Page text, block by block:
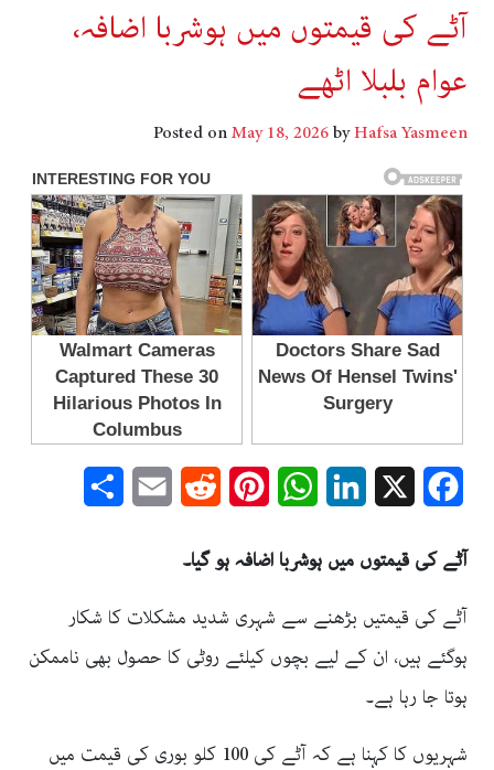
آٹے کی قیمتوں میں ہوشربا اضافہ،
عوام بلبلا اٹھے
Posted onMay 18, 2026byHafsa Yasmeen
Facebook
LinkedIn
WhatsApp
Pinterest
Reddit
Email
آٹے کی قیمتوں میں ہوشربا اضافہ ہو گیا۔
آٹے کی قیمتیں بڑھنے سے شہری شدید مشکلات کا شکار
ہوگئے ہیں، ان کے لیے بچوں کیلئے روٹی کا حصول بھی ناممکن
ہوتا جا رہا ہے۔
شہریوں کا کہنا ہے کہ آٹے کی 100 کلو بوری کی قیمت میں